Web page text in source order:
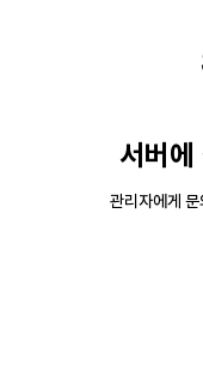
서버에
관리자에게